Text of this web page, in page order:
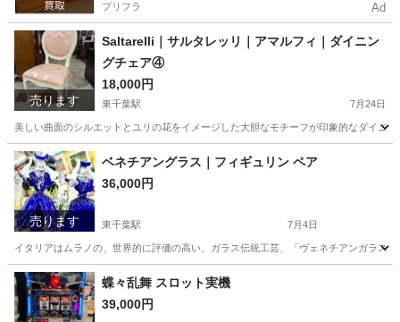
プリフラ Ad
売ります
Saltarelli｜サルタレッリ｜アマルフィ｜ダイニン
グチェア④
18,000円
東千葉駅 7月24日
美しい曲面のシルエットとユリの花をイメージした大胆なモチーフが印象的なダイニ
千葉 千葉市 東千葉駅 椅子 Saltarelli
売ります
ベネチアングラス｜フィギュリン ペア
36,000円
東千葉駅 7月4日
イタリアはムラノの、世界的に評価の高い、ガラス伝統工芸、「ヴェネチアンガラス
千葉 千葉市 東千葉駅 インテリア雑貨/小物
ベネチアングラス
蝶々乱舞 スロット実機
39,000円